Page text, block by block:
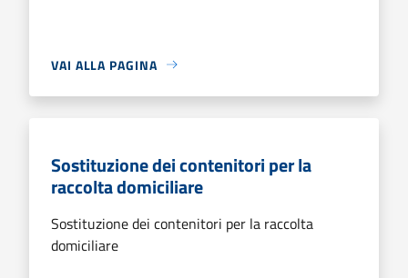
VAI ALLA PAGINA
Sostituzione dei contenitori per la
raccolta domiciliare
Sostituzione dei contenitori per la raccolta
domiciliare